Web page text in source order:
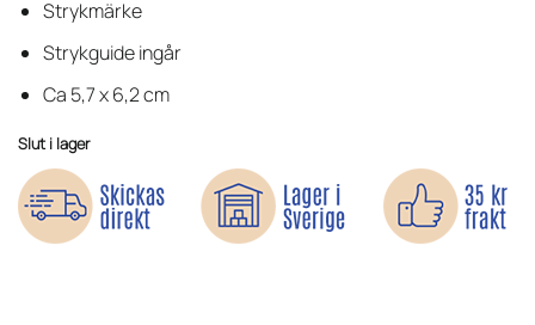
kundrecension
Strykmärke
Strykguide ingår
Ca 5,7 x 6,2 cm
Slut i lager